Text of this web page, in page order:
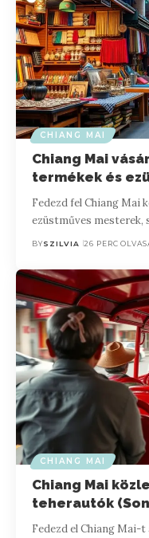
CHIANG MAI
Chiang Mai
termékek és
Fedezd fel Chiang Mai
ezüstműves mesterek,
BYSZILVIA 26 PERC
CHIANG MAI
Chiang Mai
teherautók
Fedezd el Chiang Mai-